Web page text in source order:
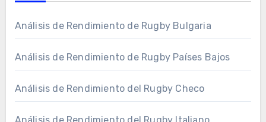
Análisis de Rendimiento de Rugby Bulgaria
Análisis de Rendimiento de Rugby Países Bajos
Análisis de Rendimiento del Rugby Checo